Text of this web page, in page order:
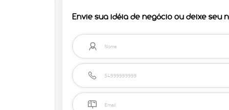
Envie sua idéia de negócio ou deixe seu